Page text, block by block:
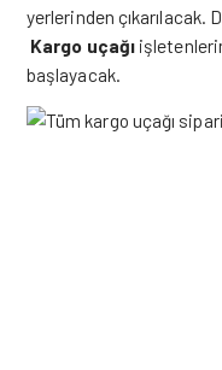
yerlerinden çıkarılacak.
Kargo uçağıişletenlerin
başlayacak.